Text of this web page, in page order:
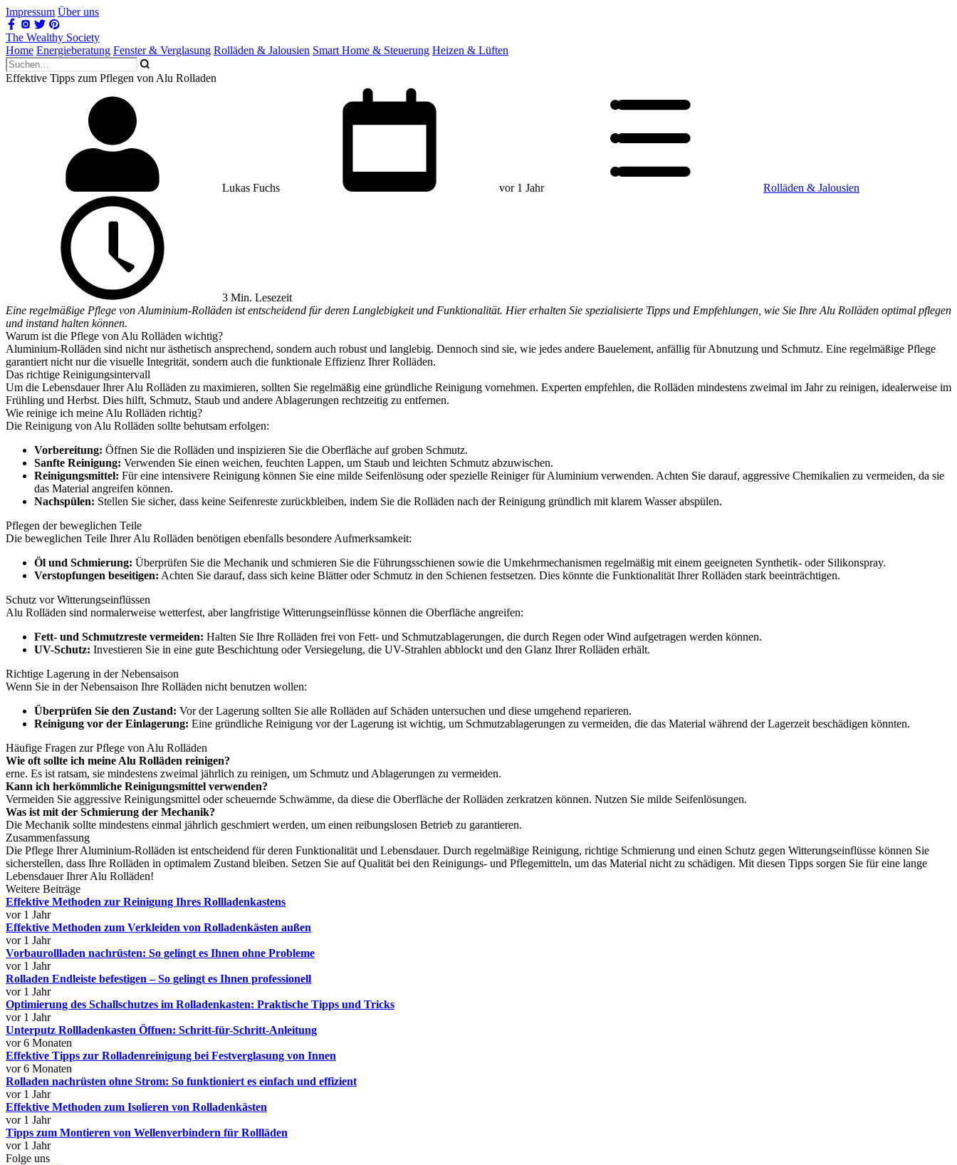
Impressum Über uns
The Wealthy Society
Home Energieberatung Fenster & Verglasung Rolläden & Jalousien Smart Home & Steuerung Heizen & Lüften
Effektive Tipps zum Pflegen von Alu Rolladen
Lukas Fuchs vor 1 Jahr Rolläden & Jalousien
3 Min. Lesezeit
Eine regelmäßige Pflege von Aluminium-Rolläden ist entscheidend für deren Langlebigkeit und Funktionalität. Hier erhalten Sie spezialisierte Tipps und Empfehlungen, wie Sie Ihre Alu Rolläden optimal pflegen
und instand halten können.
Warum ist die Pflege von Alu Rolläden wichtig?
Aluminium-Rolläden sind nicht nur ästhetisch ansprechend, sondern auch robust und langlebig. Dennoch sind sie, wie jedes andere Bauelement, anfällig für Abnutzung und Schmutz. Eine regelmäßige Pflege
garantiert nicht nur die visuelle Integrität, sondern auch die funktionale Effizienz Ihrer Rolläden.
Das richtige Reinigungsintervall
Um die Lebensdauer Ihrer Alu Rolläden zu maximieren, sollten Sie regelmäßig eine gründliche Reinigung vornehmen. Experten empfehlen, die Rolläden mindestens zweimal im Jahr zu reinigen, idealerweise im
Frühling und Herbst. Dies hilft, Schmutz, Staub und andere Ablagerungen rechtzeitig zu entfernen.
Wie reinige ich meine Alu Rolläden richtig?
Die Reinigung von Alu Rolläden sollte behutsam erfolgen:
Vorbereitung: Öffnen Sie die Rolläden und inspizieren Sie die Oberfläche auf groben Schmutz.
Sanfte Reinigung: Verwenden Sie einen weichen, feuchten Lappen, um Staub und leichten Schmutz abzuwischen.
Reinigungsmittel: Für eine intensivere Reinigung können Sie eine milde Seifenlösung oder spezielle Reiniger für Aluminium verwenden. Achten Sie darauf, aggressive Chemikalien zu vermeiden, da sie
das Material angreifen können.
Nachspülen: Stellen Sie sicher, dass keine Seifenreste zurückbleiben, indem Sie die Rolläden nach der Reinigung gründlich mit klarem Wasser abspülen.
Pflegen der beweglichen Teile
Die beweglichen Teile Ihrer Alu Rolläden benötigen ebenfalls besondere Aufmerksamkeit:
Öl und Schmierung: Überprüfen Sie die Mechanik und schmieren Sie die Führungsschienen sowie die Umkehrmechanismen regelmäßig mit einem geeigneten Synthetik- oder Silikonspray.
Verstopfungen beseitigen: Achten Sie darauf, dass sich keine Blätter oder Schmutz in den Schienen festsetzen. Dies könnte die Funktionalität Ihrer Rolläden stark beeinträchtigen.
Schutz vor Witterungseinflüssen
Alu Rolläden sind normalerweise wetterfest, aber langfristige Witterungseinflüsse können die Oberfläche angreifen:
Fett- und Schmutzreste vermeiden: Halten Sie Ihre Rolläden frei von Fett- und Schmutzablagerungen, die durch Regen oder Wind aufgetragen werden können.
UV-Schutz: Investieren Sie in eine gute Beschichtung oder Versiegelung, die UV-Strahlen abblockt und den Glanz Ihrer Rolläden erhält.
Richtige Lagerung in der Nebensaison
Wenn Sie in der Nebensaison Ihre Rolläden nicht benutzen wollen:
Überprüfen Sie den Zustand: Vor der Lagerung sollten Sie alle Rolläden auf Schäden untersuchen und diese umgehend reparieren.
Reinigung vor der Einlagerung: Eine gründliche Reinigung vor der Lagerung ist wichtig, um Schmutzablagerungen zu vermeiden, die das Material während der Lagerzeit beschädigen könnten.
Häufige Fragen zur Pflege von Alu Rolläden
Wie oft sollte ich meine Alu Rolläden reinigen?
erne. Es ist ratsam, sie mindestens zweimal jährlich zu reinigen, um Schmutz und Ablagerungen zu vermeiden.
Kann ich herkömmliche Reinigungsmittel verwenden?
Vermeiden Sie aggressive Reinigungsmittel oder scheuernde Schwämme, da diese die Oberfläche der Rolläden zerkratzen können. Nutzen Sie milde Seifenlösungen.
Was ist mit der Schmierung der Mechanik?
Die Mechanik sollte mindestens einmal jährlich geschmiert werden, um einen reibungslosen Betrieb zu garantieren.
Zusammenfassung
Die Pflege Ihrer Aluminium-Rolläden ist entscheidend für deren Funktionalität und Lebensdauer. Durch regelmäßige Reinigung, richtige Schmierung und einen Schutz gegen Witterungseinflüsse können Sie
sicherstellen, dass Ihre Rolläden in optimalem Zustand bleiben. Setzen Sie auf Qualität bei den Reinigungs- und Pflegemitteln, um das Material nicht zu schädigen. Mit diesen Tipps sorgen Sie für eine lange
Lebensdauer Ihrer Alu Rolläden!
Weitere Beiträge
Effektive Methoden zur Reinigung Ihres Rollladenkastens
vor 1 Jahr
Effektive Methoden zum Verkleiden von Rolladenkästen außen
vor 1 Jahr
Vorbaurollladen nachrüsten: So gelingt es Ihnen ohne Probleme
vor 1 Jahr
Rolladen Endleiste befestigen – So gelingt es Ihnen professionell
vor 1 Jahr
Optimierung des Schallschutzes im Rolladenkasten: Praktische Tipps und Tricks
vor 1 Jahr
Unterputz Rollladenkasten Öffnen: Schritt-für-Schritt-Anleitung
vor 6 Monaten
Effektive Tipps zur Rolladenreinigung bei Festverglasung von Innen
vor 6 Monaten
Rolladen nachrüsten ohne Strom: So funktioniert es einfach und effizient
vor 1 Jahr
Effektive Methoden zum Isolieren von Rolladenkästen
vor 1 Jahr
Tipps zum Montieren von Wellenverbindern für Rollläden
vor 1 Jahr
Folge uns